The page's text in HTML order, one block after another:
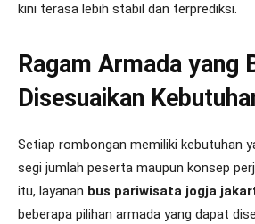
kini terasa lebih stabil dan terprediksi.
Ragam Armada yang
Disesuaikan
Setiap rombongan memiliki kebutuhan
segi jumlah peserta maupun konsep
itu, layanan bus pariwisata jogja
beberapa pilihan armada yang dapat